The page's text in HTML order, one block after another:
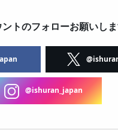
トのフォローお願いし
@ishuran_japan